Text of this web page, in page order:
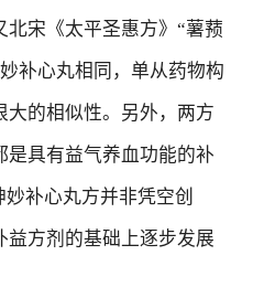
宋《太平圣惠方》“薯蓣
补心丸相同，单从药物构
大的相似性。另外，两方
是具有益气养血功能的补
妙补心丸方并非凭空创
益方剂的基础上逐步发展